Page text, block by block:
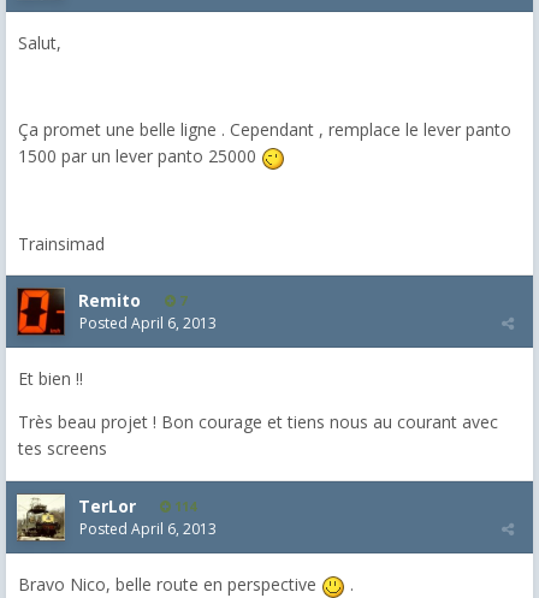
Salut,
Ça promet une belle ligne . Cependant , remplace le lever panto
1500 par un lever panto 25000
Trainsimad
Remito 7
Posted April 6, 2013
Et bien !!
Très beau projet ! Bon courage et tiens nous au courant avec
tes screens
TerLor 114
Posted April 6, 2013
Bravo Nico, belle route en perspective .